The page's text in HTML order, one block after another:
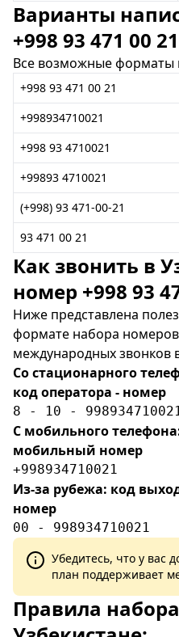
Варианты
+998 93 471 00 21
Все возможные форматы
+998 93 471 00 21
+998934710021
+998 93 4710021
+99893 4710021
(+998) 93 471-00-21
93 471 00 21
Как звонить в
номер +998 93
Ниже представлена
формате набора
международных звонков
Со стационарного
код оператора - номер
8 - 10 -
С мобильного
мобильный номер
+998934710021
Из-за рубежа: код
номер
00 - 998934710021
Убедитесь, что у вас
план поддерживает
Правила